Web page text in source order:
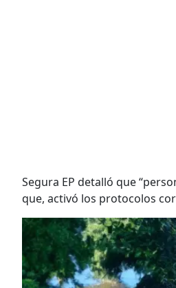
Segura EP detalló que
que, activó los protocolos